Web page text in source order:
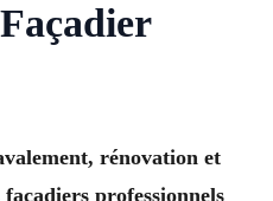
rénovation et
façadiers professionnels